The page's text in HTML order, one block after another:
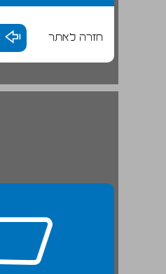
חזרה לאתר
א. חיפושי דרך - נסיונות ראשונים בהתארגנותם של יוצאי תימן (1923-1881) ... 27